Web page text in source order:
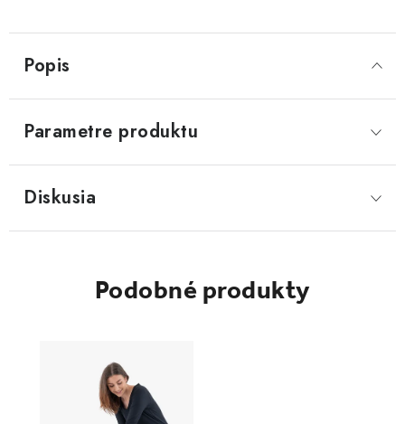
Popis
Parametre produktu
Diskusia
Podobné produkty